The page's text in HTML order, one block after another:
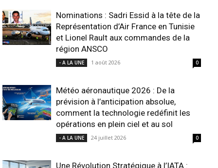
Nominations : Sadri Essid à la tête de la
Représentation d’Air France en Tunisie
et Lionel Rault aux commandes de la
région ANSCO
- A LA UNE 1 août 2026 0
Météo aéronautique 2026 : De la
prévision à l’anticipation absolue,
comment la technologie redéfinit les
opérations en plein ciel et au sol
- A LA UNE 24 juillet 2026 0
Une Révolution Stratégique à l’IATA :